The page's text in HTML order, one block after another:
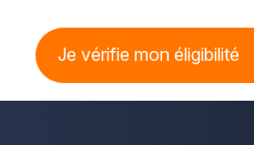
Je vérifie mon éligibilité